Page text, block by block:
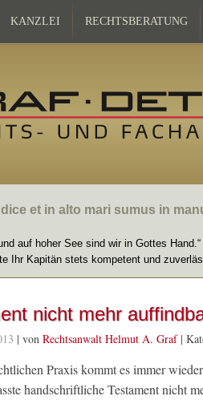
KANZLEI RECHTSBERATUNG
et in alto mari sumus in
auf hoher See sind wir in Gottes Hand.“
Ihr Kapitän stets kompetent und
nicht mehr
| von Rechtsanwalt Helmut A. Graf|
Praxis kommt es immer
handschriftliche Testament nicht